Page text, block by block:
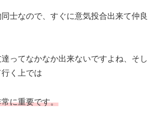
士なので、すぐに意気投合出来て仲良
ってなかなか出来ないですよね、そし
く上では
に重要です。